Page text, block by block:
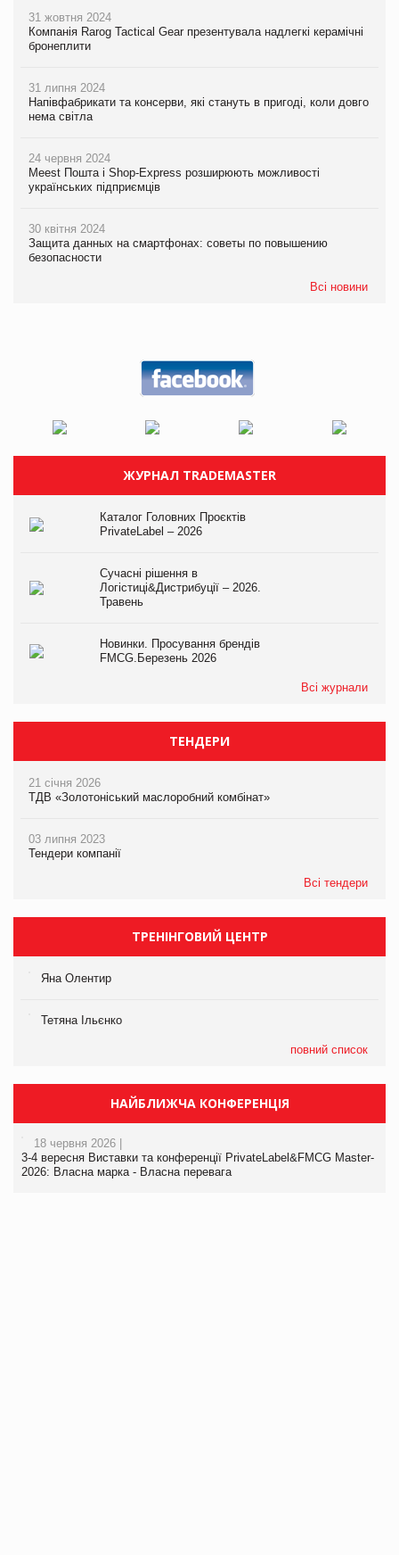
31 жовтня 2024
Компанія Rarog Tactical Gear презентувала надлегкі керамічні
бронеплити
31 липня 2024
Напівфабрикати та консерви, які стануть в пригоді, коли довго
нема світла
24 червня 2024
Meest Пошта і Shop-Express розширюють можливості
українських підприємців
30 квітня 2024
Защита данных на смартфонах: советы по повышению
безопасности
Всі новини
ЖУРНАЛ TRADEMASTER
Каталог Головних Проєктів
PrivateLabel – 2026
Сучасні рішення в
Логістиці&Дистрибуції – 2026.
Травень
Новинки. Просування брендів
FMCG.Березень 2026
Всі журнали
ТЕНДЕРИ
21 січня 2026
ТДВ «Золотоніський маслоробний комбінат»
03 липня 2023
Тендери компанії
Всі тендери
ТРЕНІНГОВИЙ ЦЕНТР
Яна Олентир
Тетяна Ільєнко
повний список
НАЙБЛИЖЧА КОНФЕРЕНЦІЯ
18 червня 2026 |
3-4 вересня Виставки та конференції PrivateLabel&FMCG Master-
2026: Власна марка - Власна перевага